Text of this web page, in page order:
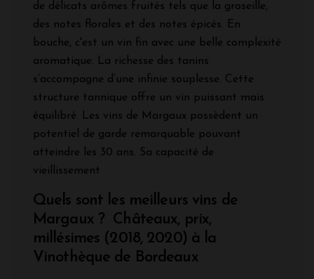
de délicats arômes fruités tels que la groseille,
des notes florales et des notes épicés. En
bouche, c'est un vin fin avec une belle complexité
aromatique. La richesse des tanins
s’accompagne d’une infinie souplesse. Cette
structure tannique offre un vin puissant mais
équilibré. Les vins de Margaux possèdent un
potentiel de garde remarquable pouvant
atteindre les 30 ans. Sa capacité de
vieillissement
Quels sont les meilleurs vins de
Margaux ? Châteaux, prix,
millésimes (2018, 2020) à la
Vinothèque de Bordeaux